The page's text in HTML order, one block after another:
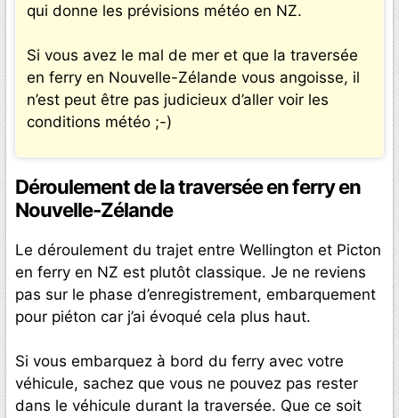
qui donne les prévisions météo en NZ.
Si vous avez le mal de mer et que la traversée
en ferry en Nouvelle-Zélande vous angoisse, il
n’est peut être pas judicieux d’aller voir les
conditions météo ;-)
Déroulement de la traversée en ferry en
Nouvelle-Zélande
Le déroulement du trajet entre Wellington et Picton
en ferry en NZ est plutôt classique. Je ne reviens
pas sur le phase d’enregistrement, embarquement
pour piéton car j’ai évoqué cela plus haut.
Si vous embarquez à bord du ferry avec votre
véhicule, sachez que vous ne pouvez pas rester
dans le véhicule durant la traversée. Que ce soit